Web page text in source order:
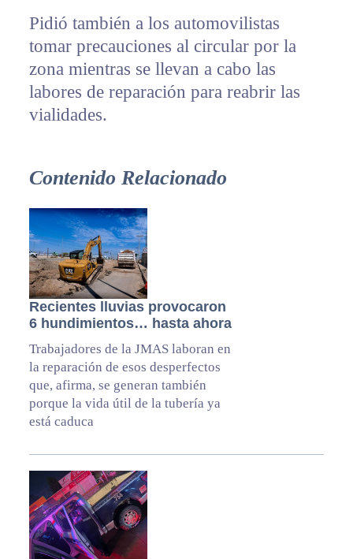
Pidió también a los automovilistas
tomar precauciones al circular por la
zona mientras se llevan a cabo las
labores de reparación para reabrir las
vialidades.
Contenido Relacionado
Recientes lluvias provocaron
6 hundimientos… hasta ahora
Trabajadores de la JMAS laboran en
la reparación de esos desperfectos
que, afirma, se generan también
porque la vida útil de la tubería ya
está caduca